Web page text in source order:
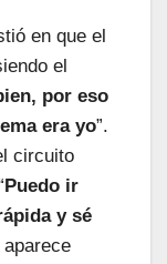
en que el
el
por eso
era yo”.
circuito
Puedo ir
y sé
aparece